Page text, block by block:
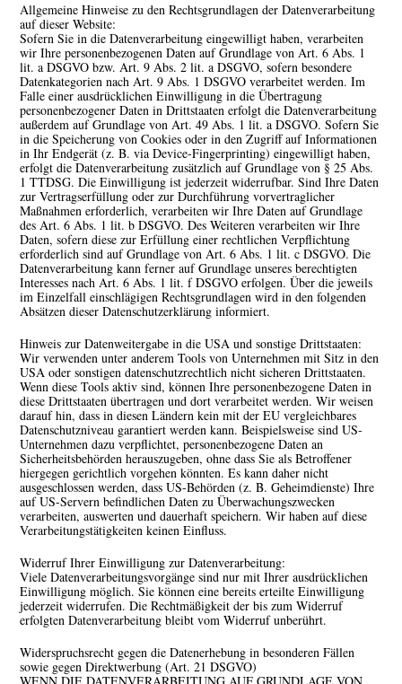
Allgemeine Hinweise zu den Rechtsgrundlagen der Datenverarbeitung
auf dieser Website:
Sofern Sie in die Datenverarbeitung eingewilligt haben, verarbeiten
wir Ihre personenbezogenen Daten auf Grundlage von Art. 6 Abs. 1
lit. a DSGVO bzw. Art. 9 Abs. 2 lit. a DSGVO, sofern besondere
Datenkategorien nach Art. 9 Abs. 1 DSGVO verarbeitet werden. Im
Falle einer ausdrücklichen Einwilligung in die Übertragung
personenbezogener Daten in Drittstaaten erfolgt die Datenverarbeitung
außerdem auf Grundlage von Art. 49 Abs. 1 lit. a DSGVO. Sofern Sie
in die Speicherung von Cookies oder in den Zugriff auf Informationen
in Ihr Endgerät (z. B. via Device-Fingerprinting) eingewilligt haben,
erfolgt die Datenverarbeitung zusätzlich auf Grundlage von § 25 Abs.
1 TTDSG. Die Einwilligung ist jederzeit widerrufbar. Sind Ihre Daten
zur Vertragserfüllung oder zur Durchführung vorvertraglicher
Maßnahmen erforderlich, verarbeiten wir Ihre Daten auf Grundlage
des Art. 6 Abs. 1 lit. b DSGVO. Des Weiteren verarbeiten wir Ihre
Daten, sofern diese zur Erfüllung einer rechtlichen Verpflichtung
erforderlich sind auf Grundlage von Art. 6 Abs. 1 lit. c DSGVO. Die
Datenverarbeitung kann ferner auf Grundlage unseres berechtigten
Interesses nach Art. 6 Abs. 1 lit. f DSGVO erfolgen. Über die jeweils
im Einzelfall einschlägigen Rechtsgrundlagen wird in den folgenden
Absätzen dieser Datenschutzerklärung informiert.
Hinweis zur Datenweitergabe in die USA und sonstige Drittstaaten:
Wir verwenden unter anderem Tools von Unternehmen mit Sitz in den
USA oder sonstigen datenschutzrechtlich nicht sicheren Drittstaaten.
Wenn diese Tools aktiv sind, können Ihre personenbezogene Daten in
diese Drittstaaten übertragen und dort verarbeitet werden. Wir weisen
darauf hin, dass in diesen Ländern kein mit der EU vergleichbares
Datenschutzniveau garantiert werden kann. Beispielsweise sind US-
Unternehmen dazu verpflichtet, personenbezogene Daten an
Sicherheitsbehörden herauszugeben, ohne dass Sie als Betroffener
hiergegen gerichtlich vorgehen könnten. Es kann daher nicht
ausgeschlossen werden, dass US-Behörden (z. B. Geheimdienste) Ihre
auf US-Servern befindlichen Daten zu Überwachungszwecken
verarbeiten, auswerten und dauerhaft speichern. Wir haben auf diese
Verarbeitungstätigkeiten keinen Einfluss.
Widerruf Ihrer Einwilligung zur Datenverarbeitung:
Viele Datenverarbeitungsvorgänge sind nur mit Ihrer ausdrücklichen
Einwilligung möglich. Sie können eine bereits erteilte Einwilligung
jederzeit widerrufen. Die Rechtmäßigkeit der bis zum Widerruf
erfolgten Datenverarbeitung bleibt vom Widerruf unberührt.
Widerspruchsrecht gegen die Datenerhebung in besonderen Fällen
sowie gegen Direktwerbung (Art. 21 DSGVO)